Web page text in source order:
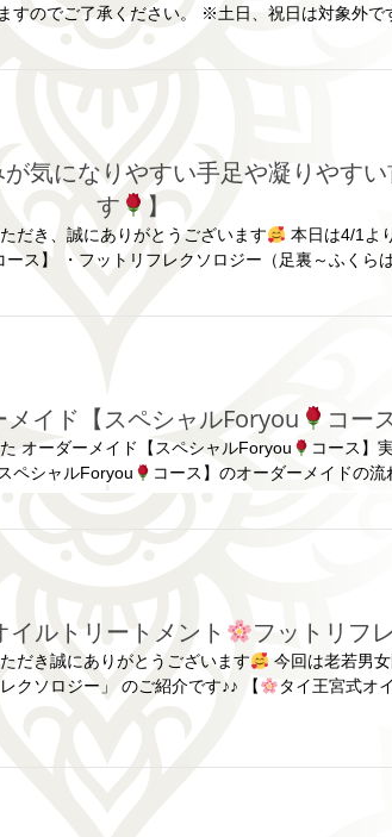
すのでご了承ください。 ※土日、祝日は対象外
気になりやすい手足や凝りやす
す
】
だき、誠にありがとうございます
本日は4/1よ
ース】 ・フットリフレクソロジー（足裏～ふく
メイド【スペシャルForyou コー
オーダーメイド【スペシャルForyou コース】
スペシャルForyou コース】のオーダーメイドの流
イルトリートメント フットリフ
だき誠にありがとうございます
今回は老若男
クソロジー」 のご紹介です♪♪ 【
タイ王宮式オ